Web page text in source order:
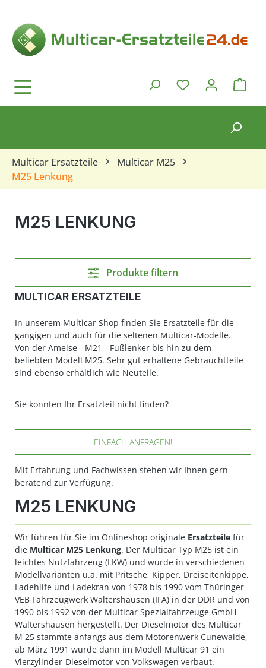
Du hast 0
Multicar Ersatzteile
Multicar M25
M25 Lenkung
M25 LENKUNG
Produkte filtern
MULTICAR ERSATZTEILE
In unserem Multicar Shop finden Sie Ersatzteile für die
gängigen und auch für die seltenen Multicar-Modelle.
Von der Ameise - M21 - Fußlenker bis hin zu dem
beliebten Modell M25. Sehr gut erhaltene Gebrauchtteile
sind ebenso erhältlich wie Neuteile.
Sie konnten Ihr Ersatzteil nicht finden?
EINFACH ANFRAGEN!
Mit Erfahrung und Fachwissen stehen wir Ihnen gern
beratend zur Verfügung.
M25 LENKUNG
Wir führen für Sie im Onlineshop originale Ersatzteile für
die Multicar M25 Lenkung. Der Multicar Typ M25 ist ein
leichtes Nutzfahrzeug (LKW) und wurde in verschiedenen
Modellvarianten u.a. mit Pritsche, Kipper, Dreiseitenkippe,
Ladehilfe und Ladekran von 1978 bis 1990 vom Thüringer
VEB Fahrzeugwerk Waltershausen (IFA) in der DDR und von
1990 bis 1992 von der Multicar Spezialfahrzeuge GmbH
Waltershausen hergestellt. Der Dieselmotor des Multicar
M 25 stammte anfangs aus dem Motorenwerk Cunewalde,
ab März 1991 wurde dann im Modell Multicar 91 ein
Vierzylinder-Dieselmotor von Volkswagen verbaut.